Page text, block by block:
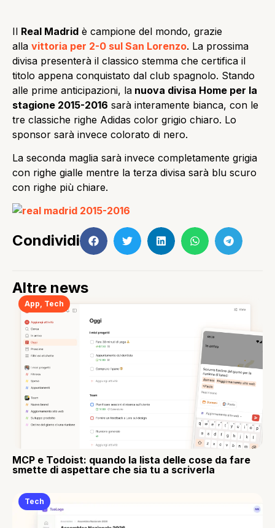
Il Real Madrid è campione del mondo, grazie
alla vittoria per 2-0 sul San Lorenzo. La prossima
divisa presenterà il classico stemma che certifica il
titolo appena conquistato dal club spagnolo. Stando
alle prime anticipazioni, la nuova divisa Home per la
stagione 2015-2016 sarà interamente bianca, con le
tre classiche righe Adidas color grigio chiaro. Lo
sponsor sarà invece colorato di nero.
La seconda maglia sarà invece completamente grigia
con righe gialle mentre la terza divisa sarà blu scuro
con righe più chiare.
Condividi
Altre news
App Tech
MCP e Todoist: quando la lista delle cose da fare
smette di aspettare che sia tu a scriverla
Tech